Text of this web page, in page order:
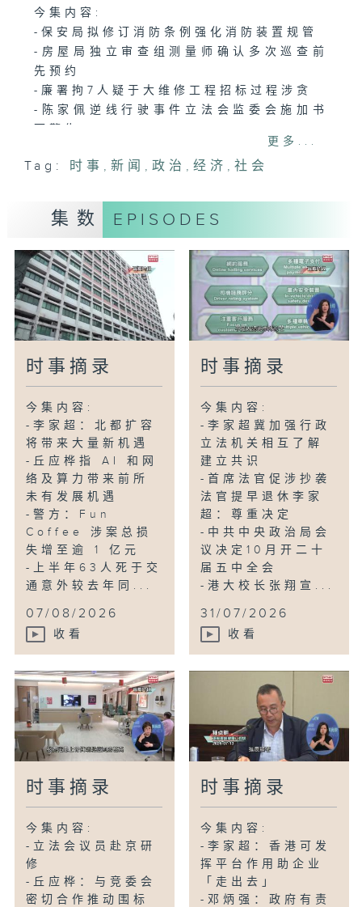
今集内容:
-保安局拟修订消防条例强化消防装置规管
-房屋局独立审查组测量师确认多次巡查前
先预约
-廉署拘7人疑于大维修工程招标过程涉贪
-陈家佩逆线行驶事件立法会监委会施加书
- 3月零售业总销货价值临时估计339亿元
-五一黄金周101万内地客访港酒店入住率
达 9 成
10分钟
-湖南长沙烟花厂爆炸 26 死
-特朗普对美伊达成协议乐观
更多...
Tag: 时事 ,新闻 ,政治 ,经济 ,社会
集数 EPISODES
时事摘录
今集内容:
-李家超：北都扩容
将带来大量新机遇
-丘应桦指 AI 和网
络及算力带来前所
未有发展机遇
-警方：Fun
Coffee 涉案总损
失增至逾 1 亿元
-上半年63人死于交
通意外较去年同...
07/08/2026
收看
时事摘录
今集内容:
-李家超冀加强行政
立法机关相互了解
建立共识
-首席法官促涉抄袭
法官提早退休李家
超：尊重决定
-中共中央政治局会
议决定10月开二十
届五中全会
-港大校长张翔宣...
31/07/2026
收看
时事摘录
今集内容:
-立法会议员赴京研
修
-丘应桦：与竞委会
密切合作推动围标
时事摘录
今集内容:
-李家超：香港可发
挥平台作用助企业
「走出去」
-邓炳强：政府有责